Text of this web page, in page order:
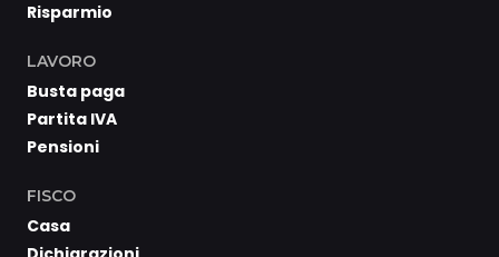
Risparmio
LAVORO
Busta paga
Partita IVA
Pensioni
FISCO
Casa